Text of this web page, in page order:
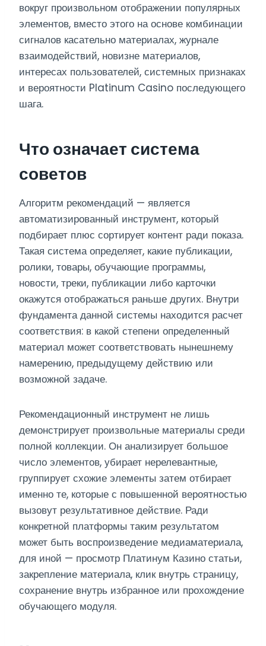
вокруг произвольном отображении популярных
элементов, вместо этого на основе комбинации
сигналов касательно материалах, журнале
взаимодействий, новизне материалов,
интересах пользователей, системных признаках
и вероятности Platinum Casino последующего
шага.
Что означает система
советов
Алгоритм рекомендаций — является
автоматизированный инструмент, который
подбирает плюс сортирует контент ради показа.
Такая система определяет, какие публикации,
ролики, товары, обучающие программы,
новости, треки, публикации либо карточки
окажутся отображаться раньше других. Внутри
фундамента данной системы находится расчет
соответствия: в какой степени определенный
материал может соответствовать нынешнему
намерению, предыдущему действию или
возможной задаче.
Рекомендационный инструмент не лишь
демонстрирует произвольные материалы среди
полной коллекции. Он анализирует большое
число элементов, убирает нерелевантные,
группирует схожие элементы затем отбирает
именно те, которые с повышенной вероятностью
вызовут результативное действие. Ради
конкретной платформы таким результатом
может быть воспроизведение медиаматериала,
для иной — просмотр Платинум Казино статьи,
закрепление материала, клик внутрь страницу,
сохранение внутрь избранное или прохождение
обучающего модуля.